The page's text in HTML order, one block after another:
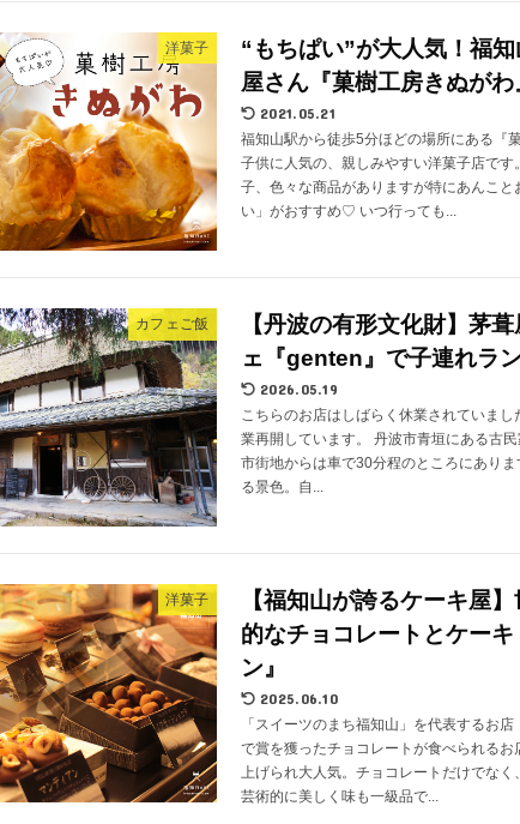
洋菓子
“もちぱい”が大人気！福
屋さん『菓樹工房きぬがわ
2021.05.21
福知山駅から徒歩5分ほどの場所にある『
子供に人気の、親しみやすい洋菓子店です
子、色々な商品がありますが特にあんこ
い」がおすすめ♡ いつ行っても...
カフェご飯
【丹波の有形文化財】茅
ェ『genten』で子連れラ
2026.05.19
こちらのお店はしばらく休業されていま
業再開しています。 丹波市青垣にある古
市街地からは車で30分程のところにありま
る景色。自...
洋菓子
【福知山が誇るケーキ屋
的なチョコレートとケー
ン』
2025.06.10
「スイーツのまち福知山」を代表するお
で賞を獲ったチョコレートが食べられるお
上げられ大人気。チョコレートだけでな
芸術的に美しく味も一級品で...